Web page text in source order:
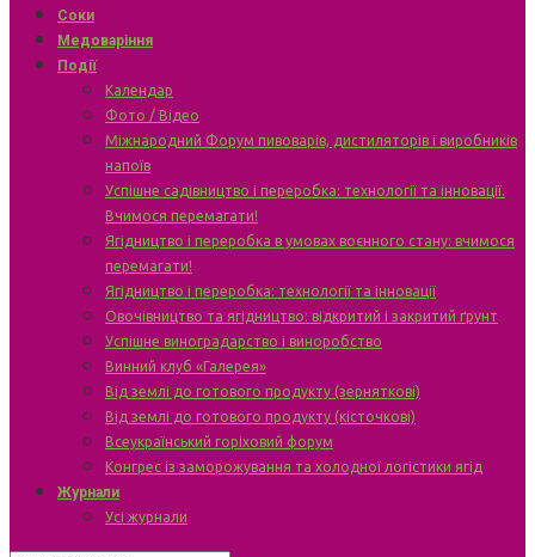
Соки
Медоваріння
Події
Календар
Фото / Відео
Міжнародний Форум пивоварів, дистиляторів і виробників
напоїв
Успішне садівництво і переробка: технології та інновації.
Вчимося перемагати!
Ягідництво і переробка в умовах воєнного стану: вчимося
перемагати!
Ягідництво і переробка: технології та інновації
Овочівництво та ягідництво: відкритий і закритий ґрунт
Успішне виноградарство і виноробство
Винний клуб «Галерея»
Від землі до готового продукту (зерняткові)
Від землі до готового продукту (кісточкові)
Всеукраїнський горіховий форум
Конгрес із заморожування та холодної логістики ягід
Журнали
Усі журнали